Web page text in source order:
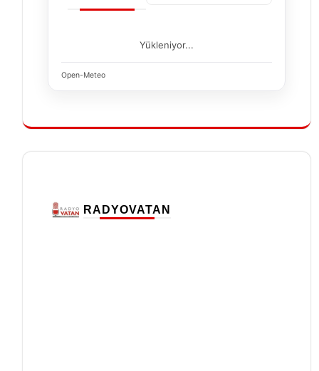
Yükleniyor...
Open-Meteo
RADYOVATAN